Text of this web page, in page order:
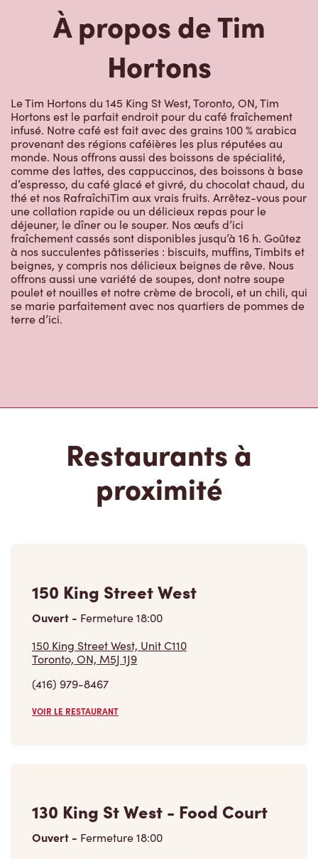
Le Tim Hortons du 145 King St West, Toronto, ON, Tim
Hortons est le parfait endroit pour du café fraîchement
infusé. Notre café est fait avec des grains 100 % arabica
monde. Nous offrons aussi des boissons de spécialité,
comme des lattes, des cappuccinos, des boissons à base
d’espresso, du café glacé et givré, du chocolat chaud, du
thé et nos RafraîchiTim aux vrais fruits. Arrêtez-vous pour
une collation rapide ou un délicieux repas pour le
déjeuner, le dîner ou le souper. Nos œufs d’ici
fraîchement cassés sont disponibles jusqu’à 16 h. Goûtez
à nos succulentes pâtisseries : biscuits, muffins, Timbits et
beignes, y compris nos délicieux beignes de rêve. Nous
offrons aussi une variété de soupes, dont notre soupe
poulet et nouilles et notre crème de brocoli, et un chili, qui
se marie parfaitement avec nos quartiers de pommes de
terre d’ici.
150 King Street West, Unit C110
Toronto, ON, M5J 1J9
(416) 979-8467
VOIR LE RESTAURANT
130 King St West - Food Court,
Toronto, ON, M5X 1A9
(416) 861-1718